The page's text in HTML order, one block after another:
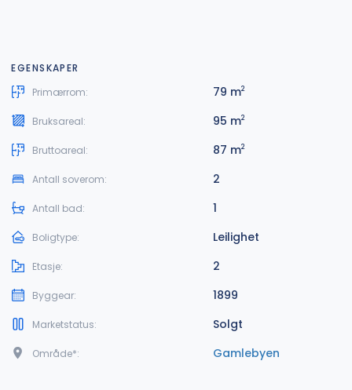
EGENSKAPER
Primærrom:
79 m2
Bruksareal: 95 m2
Bruttoareal: 87 m2
Antall soverom: 2
Antall bad: 1
Boligtype: Leilighet
Etasje: 2
Byggear: 1899
Marketstatus: Solgt
Område*: Gamlebyen